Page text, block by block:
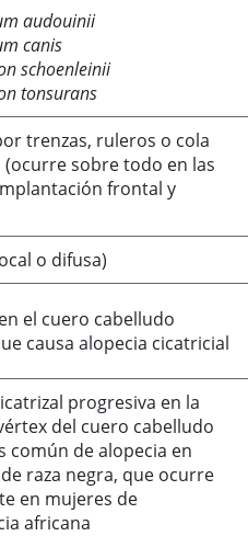
audouinii
canis
schoenleinii
tonsurans
trenzas, ruleros o cola
(ocurre sobre todo en las
frontal y
o difusa)
el cuero cabelludo
causa alopecia cicatricial
progresiva en la
del cuero cabelludo
común de alopecia en
raza negra, que ocurre
en mujeres de
africana